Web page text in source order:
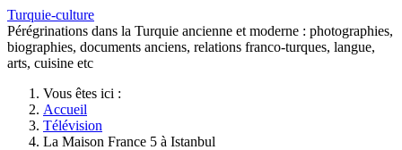
Turquie-culture
Pérégrinations dans la Turquie ancienne et moderne : photographies,
biographies, documents anciens, relations franco-turques, langue,
arts, cuisine etc
Vous êtes ici :
Accueil
Télévision
La Maison France 5 à Istanbul